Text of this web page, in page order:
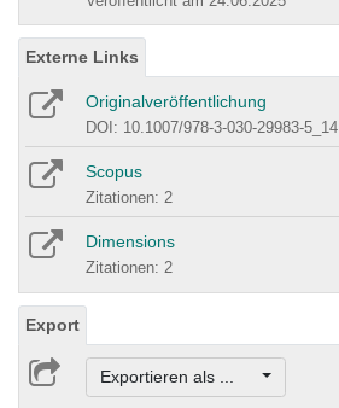
Externe Links
Originalveröffentlichung
DOI: 10.1007/978-3-030-29983-5_14
Scopus
Zitationen: 2
Dimensions
Zitationen: 2
Export
Exportieren als ...